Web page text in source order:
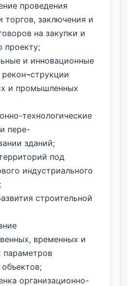
проведения
торгов, заключения и
на закупки и
проекту;
и инновационные
и промышленных
технологические
пере-
зданий;
под
индустриального
строительной
временных и
параметров
организационно-